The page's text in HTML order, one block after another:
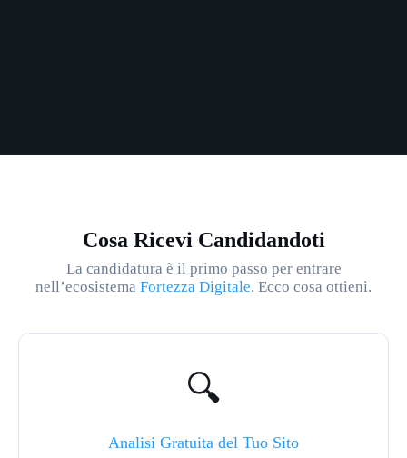
Cosa Ricevi Candidandoti
La candidatura è il primo passo per entrare
nell’ecosistema Fortezza Digitale. Ecco cosa ottieni.
🔍
Analisi Gratuita del Tuo Sito